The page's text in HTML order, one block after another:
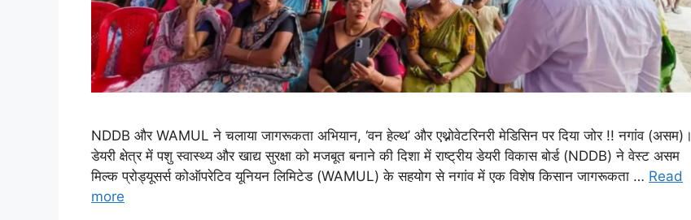
NDDB और WAMUL ने चलाया जागरूकता अभियान, ‘वन हेल्थ’ और एथ्नोवेटरिनरी मेडिसिन पर दिया जोर !! नगांव (असम)।
डेयरी क्षेत्र में पशु स्वास्थ्य और खाद्य सुरक्षा को मजबूत बनाने की दिशा में राष्ट्रीय डेयरी विकास बोर्ड (NDDB) ने वेस्ट असम
मिल्क प्रोड्यूसर्स कोऑपरेटिव यूनियन लिमिटेड (WAMUL) के सहयोग से नगांव में एक विशेष किसान जागरूकता … Read
more